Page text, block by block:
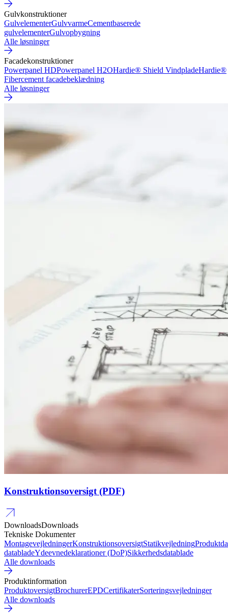
Gulvkonstruktioner
GulvelementerGulvvarmeCementbaserede
gulvelementerGulvopbygning
Alle løsninger
Facadekonstruktioner
Powerpanel HDPowerpanel H2OHardie® Shield VindpladeHardie®
Fibercement facadebeklædning
Alle løsninger
Konstruktionsoversigt (PDF)
DownloadsDownloads
Tekniske Dokumenter
MontagevejledningerKonstruktionsoversigtStatikvejledning
databladeYdeevnedeklarationer (DoP)Sikkerhedsdatablade
Alle downloads
Produktinformation
ProduktoversigtBrochurerEPDCertifikaterSorteringsvejledninger
Alle downloads